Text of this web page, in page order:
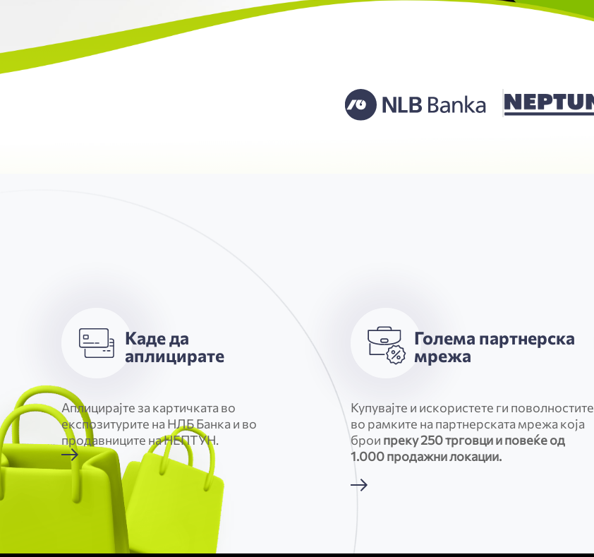
Каде да
аплицирате
Аплицирајте за картичката во
експозитурите на НЛБ Банка и во
продавниците на НЕПТУН.
Голема партнерска
мрежа
Купувајте и искористете ги поволностите
во рамките на партнерската мрежа која
брои преку 250 трговци и повеќе од
1.000 продажни локации.